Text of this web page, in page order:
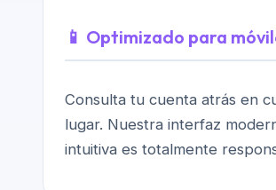
📱 Optimizado para
Consulta tu cuenta atrás en
lugar. Nuestra interfaz
intuitiva es totalmente